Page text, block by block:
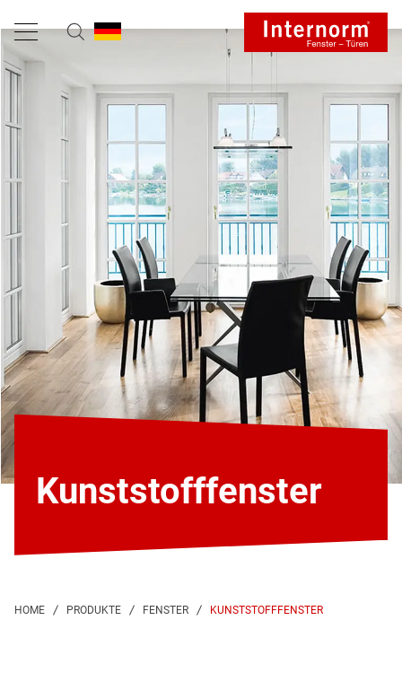
Kunststoff­fenster
KUNSTSTOFFFENSTER